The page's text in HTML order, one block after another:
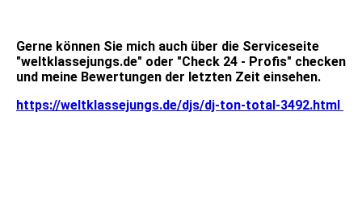
Gerne können Sie mich auch über die Serviceseite
"weltklassejungs.de" oder "Check 24 - Profis" checken
und meine Bewertungen der letzten Zeit einsehen.
https://weltklassejungs.de/djs/dj-ton-total-3492.html